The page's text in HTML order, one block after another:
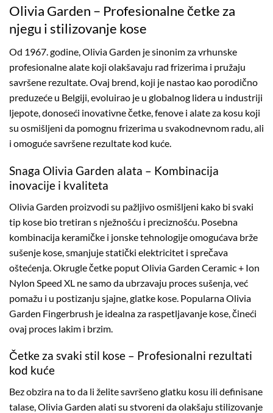
Olivia Garden – Profesionalne četke za
njegu i stilizovanje kose
Od 1967. godine, Olivia Garden je sinonim za vrhunske
profesionalne alate koji olakšavaju rad frizerima i pružaju
savršene rezultate. Ovaj brend, koji je nastao kao porodično
preduzeće u Belgiji, evoluirao je u globalnog lidera u industriji
ljepote, donoseći inovativne četke, fenove i alate za kosu koji
su osmišljeni da pomognu frizerima u svakodnevnom radu, ali
i omoguće savršene rezultate kod kuće.
Snaga Olivia Garden alata – Kombinacija
inovacije i kvaliteta
Olivia Garden proizvodi su pažljivo osmišljeni kako bi svaki
tip kose bio tretiran s nježnošću i preciznošću. Posebna
kombinacija keramičke i jonske tehnologije omogućava brže
sušenje kose, smanjuje statički elektricitet i sprečava
oštećenja. Okrugle četke poput Olivia Garden Ceramic + Ion
Nylon Speed XL ne samo da ubrzavaju proces sušenja, već
pomažu i u postizanju sjajne, glatke kose. Popularna Olivia
Garden Fingerbrush je idealna za raspetljavanje kose, čineći
ovaj proces lakim i brzim.
Četke za svaki stil kose – Profesionalni rezultati
kod kuće
Bez obzira na to da li želite savršeno glatku kosu ili definisane
talase, Olivia Garden alati su stvoreni da olakšaju stilizovanje